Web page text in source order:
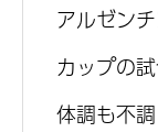
アルゼン
カップの
体調も不